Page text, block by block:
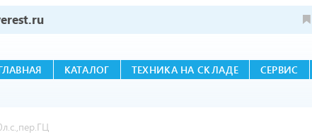
КАТАЛОГ ТЕХНИКА НА СКЛАДЕ СЕРВИС